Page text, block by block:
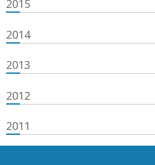
2015
2014
2013
2012
2011